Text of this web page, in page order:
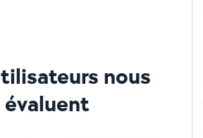
nous
évaluent